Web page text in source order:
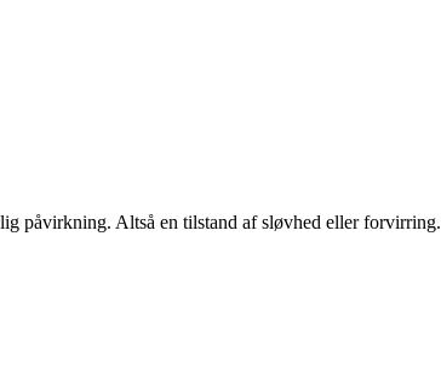
påvirkning. Altså en tilstand af sløvhed eller forvirring.